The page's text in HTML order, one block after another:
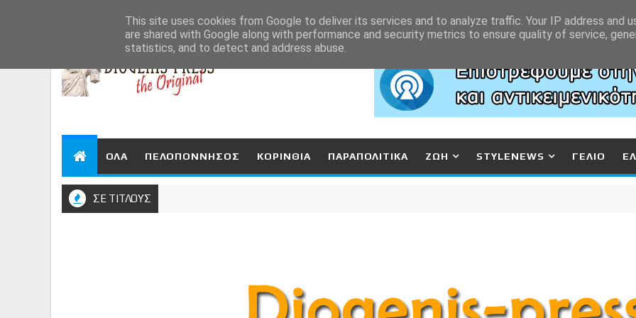
ΟΛΑ ΠΕΛΟΠΟΝΝΗΣΟΣ ΚΟΡΙΝΘΙΑ ΠΑΡΑΠΟΛΙΤΙΚΑ ΖΩΗ STYLENEWS ΓΕΛΙΟ
ΣΕ ΤΙΤΛΟΥΣ
This site uses cookies from Google to deliver its services and to analyze traffic. Your IP address and
are shared with Google along with performance and security metrics to ensure quality of service,
statistics, and to detect and address abuse.